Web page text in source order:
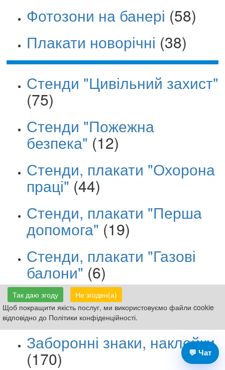
Так даю згоду
Не згоден(а)
Щоб покращити якість послуг, ми використовуємо файли cookie
відповідно до Політики конфіденційності.
Фотозони на банері (58)
Плакати новорічні (38)
Стенди "Цивільний захист"
(75)
Стенди "Пожежна
безпека" (12)
Стенди, плакати "Охорона
праці" (44)
Стенди, плакати "Перша
допомога" (19)
Стенди, плакати "Газові
балони" (6)
Стенди, плакати
"Електробезпека"(10)
Заборонні знаки, наклейки
(170) 💬 Чат